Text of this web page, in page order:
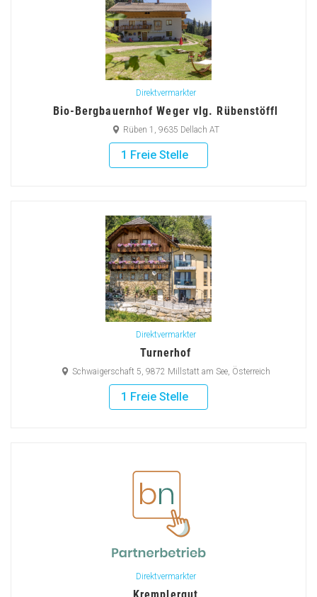
Direktvermarkter
Bio-Bergbauernhof Weger vlg. Rübenstöffl
Rüben 1, 9635 Dellach AT
1 Freie Stelle
Direktvermarkter
Turnerhof
Schwaigerschaft 5, 9872 Millstatt am See, Österreich
1 Freie Stelle
Direktvermarkter